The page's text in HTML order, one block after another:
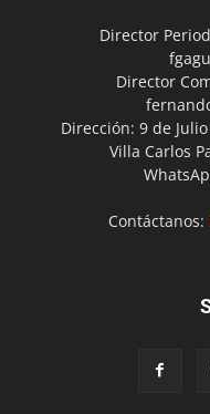
Director
Director
Dirección: 9 de
Villa Carlos
Contáctanos: